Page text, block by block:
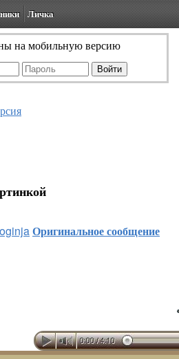
Личка
на мобильную версию
Оригинальное сообщение